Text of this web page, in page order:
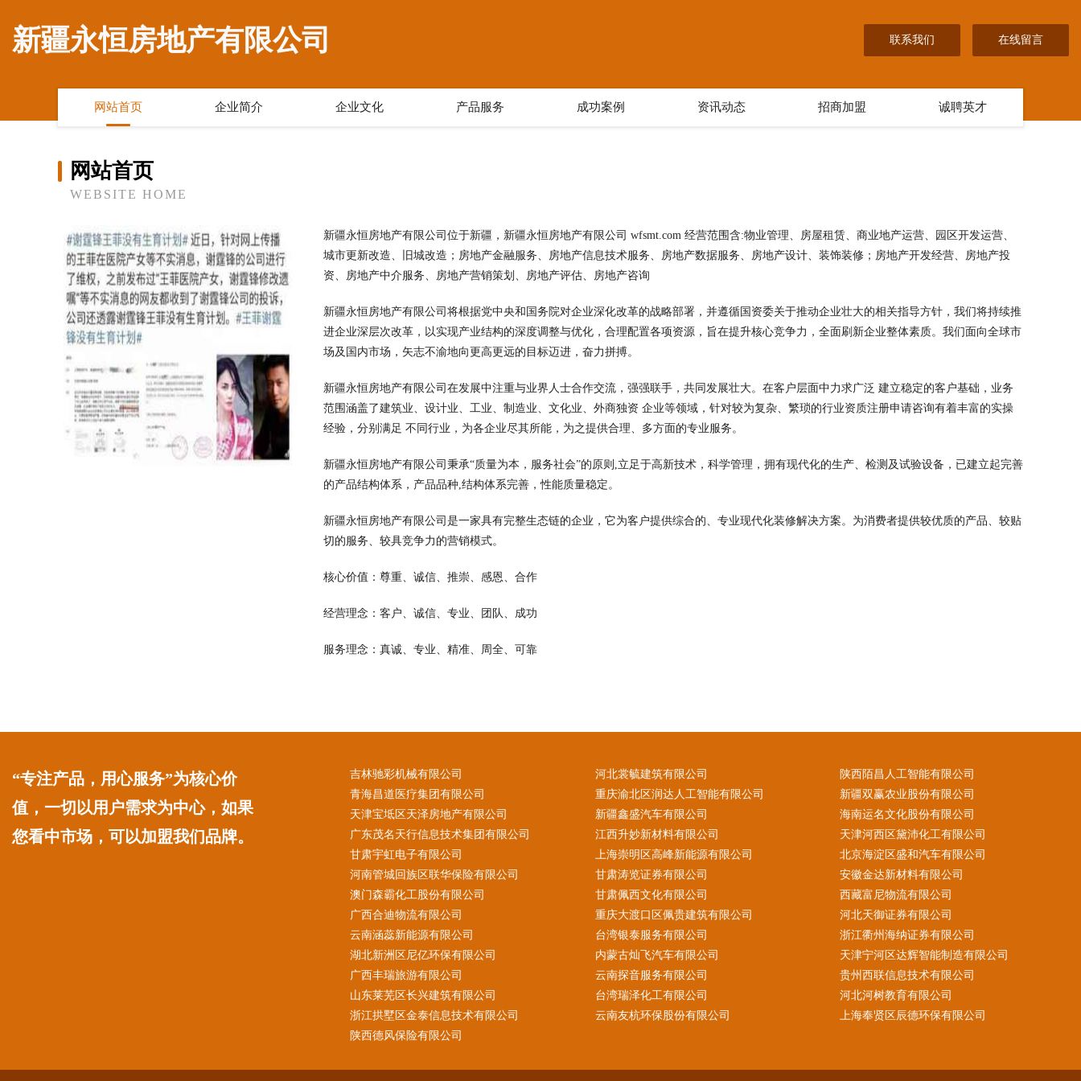
新疆永恒房地产有限公司 联系我们 在线留言
网站首页 企业简介 企业文化 产品服务 成功案例 资讯动态 招商加盟 诚聘英才
网站首页
WEBSITE HOME
新疆永恒房地产有限公司位于新疆，新疆永恒房地产有限公司 wfsmt.com 经营范围含:物业管理、房屋租赁、商业地产运营、园区开发运营、
城市更新改造、旧城改造；房地产金融服务、房地产信息技术服务、房地产数据服务、房地产设计、装饰装修；房地产开发经营、房地产投
资、房地产中介服务、房地产营销策划、房地产评估、房地产咨询
新疆永恒房地产有限公司将根据党中央和国务院对企业深化改革的战略部署，并遵循国资委关于推动企业壮大的相关指导方针，我们将持续推
进企业深层次改革，以实现产业结构的深度调整与优化，合理配置各项资源，旨在提升核心竞争力，全面刷新企业整体素质。我们面向全球市
场及国内市场，矢志不渝地向更高更远的目标迈进，奋力拼搏。
新疆永恒房地产有限公司在发展中注重与业界人士合作交流，强强联手，共同发展壮大。在客户层面中力求广泛 建立稳定的客户基础，业务
范围涵盖了建筑业、设计业、工业、制造业、文化业、外商独资 企业等领域，针对较为复杂、繁琐的行业资质注册申请咨询有着丰富的实操
经验，分别满足 不同行业，为各企业尽其所能，为之提供合理、多方面的专业服务。
新疆永恒房地产有限公司秉承“质量为本，服务社会”的原则,立足于高新技术，科学管理，拥有现代化的生产、检测及试验设备，已建立起完善
的产品结构体系，产品品种,结构体系完善，性能质量稳定。
新疆永恒房地产有限公司是一家具有完整生态链的企业，它为客户提供综合的、专业现代化装修解决方案。为消费者提供较优质的产品、较贴
切的服务、较具竞争力的营销模式。
核心价值：尊重、诚信、推崇、感恩、合作
经营理念：客户、诚信、专业、团队、成功
服务理念：真诚、专业、精准、周全、可靠
“专注产品，用心服务”为核心价
值，一切以用户需求为中心，如果
您看中市场，可以加盟我们品牌。
吉林驰彩机械有限公司 河北裳毓建筑有限公司
陕西陌昌人工智能有限公司
青海昌道医疗集团有限公司
重庆渝北区润达人工智能有限公司
新疆双赢农业股份有限公司
天津宝坻区天泽房地产有限公司
新疆鑫盛汽车有限公司
海南运名文化股份有限公司
广东茂名天行信息技术集团有限公司
江西升妙新材料有限公司
天津河西区黛沛化工有限公司
甘肃宇虹电子有限公司
上海崇明区高峰新能源有限公司
北京海淀区盛和汽车有限公司
河南管城回族区联华保险有限公司
甘肃涛览证券有限公司
安徽金达新材料有限公司
澳门森霸化工股份有限公司
甘肃佩西文化有限公司
西藏富尼物流有限公司
广西合迪物流有限公司
重庆大渡口区佩贵建筑有限公司
河北天御证券有限公司
云南涵蕊新能源有限公司
台湾银泰服务有限公司
浙江衢州海纳证券有限公司
湖北新洲区尼亿环保有限公司
内蒙古灿飞汽车有限公司
天津宁河区达辉智能制造有限公司
广西丰瑞旅游有限公司
云南探音服务有限公司
贵州西联信息技术有限公司
山东莱芜区长兴建筑有限公司
台湾瑞泽化工有限公司
河北河树教育有限公司
浙江拱墅区金泰信息技术有限公司
云南友杭环保股份有限公司
上海奉贤区辰德环保有限公司
陕西德风保险有限公司